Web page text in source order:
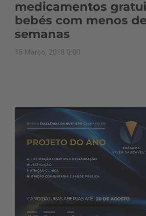
medicamentos
bebés com menos
semanas
15 Março, 2018 0:00